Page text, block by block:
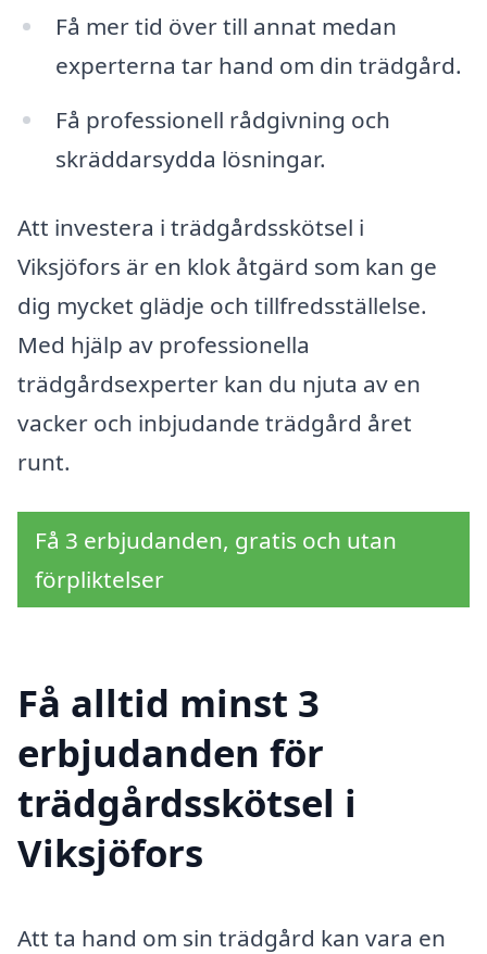
Få mer tid över till annat medan
experterna tar hand om din trädgård.
Få professionell rådgivning och
skräddarsydda lösningar.
Att investera i trädgårdsskötsel i
Viksjöfors är en klok åtgärd som kan ge
dig mycket glädje och tillfredsställelse.
Med hjälp av professionella
trädgårdsexperter kan du njuta av en
vacker och inbjudande trädgård året
runt.
Få 3 erbjudanden, gratis och utan
förpliktelser
Få alltid minst 3
erbjudanden för
trädgårdsskötsel i
Viksjöfors
Att ta hand om sin trädgård kan vara en